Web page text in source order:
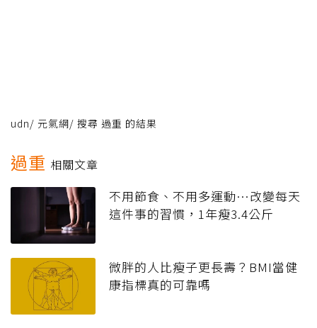
udn/ 元氣網/ 搜尋 過重 的結果
過重 相關文章
不用節食、不用多運動…改變每天
這件事的習慣，1年瘦3.4公斤
微胖的人比瘦子更長壽？BMI當健
康指標真的可靠嗎